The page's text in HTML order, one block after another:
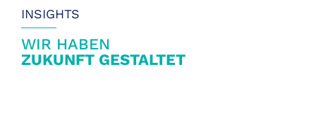
INSIGHTS
WIR HABEN
ZUKUNFT GESTALTET